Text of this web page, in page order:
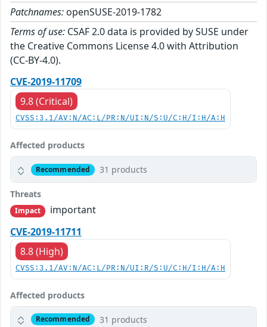
Patchnames: openSUSE-2019-1782
Terms of use: CSAF 2.0 data is provided by SUSE under
the Creative Commons License 4.0 with Attribution
(CC-BY-4.0).
CVE-2019-11709
9.8 (Critical)
CVSS:3.1/AV:N/AC:L/PR:N/UI:N/S:U/C:H/I:H/A:H
Affected products
Recommended 31 products
Threats
Impact
important
CVE-2019-11711
8.8 (High)
CVSS:3.1/AV:N/AC:L/PR:N/UI:R/S:U/C:H/I:H/A:H
Affected products
Recommended 31 products